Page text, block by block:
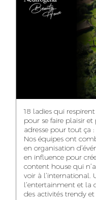
GHITA EL ARABI
WA-IL ZRYOUIL
PUBLIC RELATIONS
CONSULTANT
18 ladies qui
pour se faire plaisir et
adresse pour tout ça
Nos équipes ont
en organisation
en influence pour
content house qui
voir à l’international.
l’entertainment et la
des activités trendy et